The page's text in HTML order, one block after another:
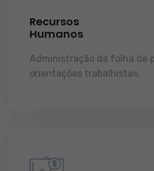
Recursos
Humanos
Administração da folha de
orientações trabalhistas.